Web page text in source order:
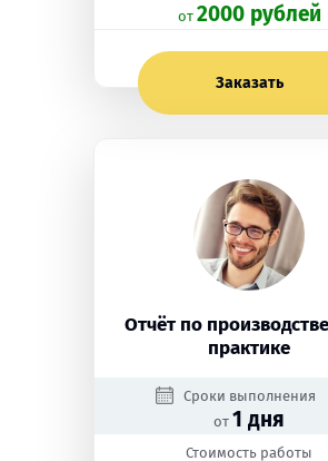
oт 2000 рублей
Заказать
Отчёт по
практике
Сроки выполнения
от 1 дня
Стоимость работы